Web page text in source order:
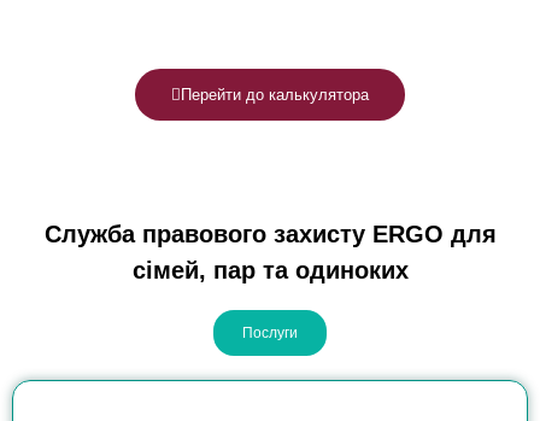
Перейти до калькулятора
Служба правового захисту ERGO для
сімей, пар та одиноких
Послуги